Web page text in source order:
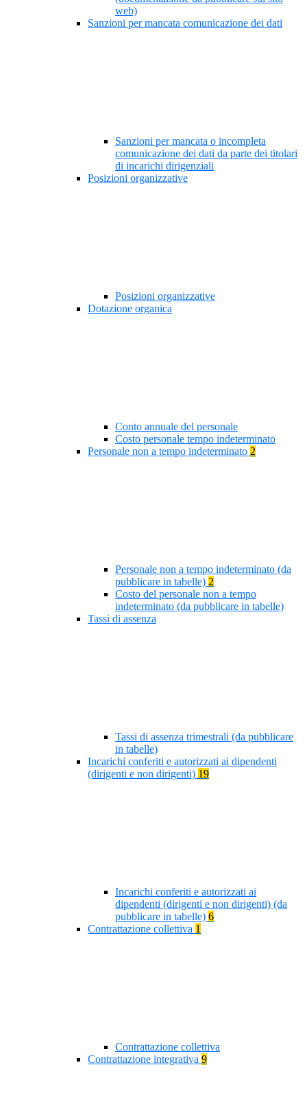
web)
Sanzioni per mancata comunicazione dei dati
Sanzioni per mancata o incompleta
comunicazione dei dati da parte dei titolari
di incarichi dirigenziali
Posizioni organizzative
Posizioni organizzative
Dotazione organica
Conto annuale del personale
Costo personale tempo indeterminato
Personale non a tempo indeterminato 2
Personale non a tempo indeterminato (da
pubblicare in tabelle) 2
Costo del personale non a tempo
indeterminato (da pubblicare in tabelle)
Tassi di assenza
Tassi di assenza trimestrali (da pubblicare
in tabelle)
Incarichi conferiti e autorizzati ai dipendenti
(dirigenti e non dirigenti) 19
Incarichi conferiti e autorizzati ai
dipendenti (dirigenti e non dirigenti) (da
pubblicare in tabelle) 6
Contrattazione collettiva 1
Contrattazione collettiva
Contrattazione integrativa 9